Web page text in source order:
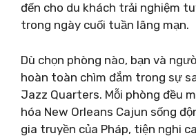
đến cho du khách trải nghiệm
trong ngày cuối tuần lãng mạn.
Dù chọn phòng nào, bạn và
hoàn toàn chìm đắm trong sự
Jazz Quarters. Mỗi phòng đều
hóa New Orleans Cajun sống
gia truyền của Pháp, tiện nghi